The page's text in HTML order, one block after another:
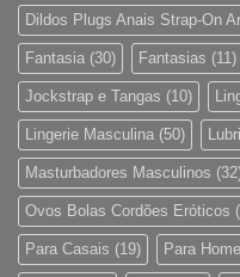
Dildos Plugs Anais Strap-On
Fantasia (30) Fantasias (11)
Jockstrap e Tangas (10)
Lingerie Masculina (50)
Masturbadores Masculinos
Ovos Bolas Cordões Eróticos
Para Casais (19) Para